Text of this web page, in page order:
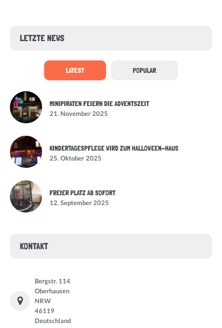
LETZTE NEWS
LATEST POPULAR
MINIPIRATEN FEIERN DIE ADVENTSZEIT
21. November 2025
KINDERTAGESPFLEGE WIRD ZUM HALLOWEEN-HAUS
25. Oktober 2025
FREIER PLATZ AB SOFORT
12. September 2025
KONTAKT
Bergstr. 114
Oberhausen
NRW
46119
Deutschland